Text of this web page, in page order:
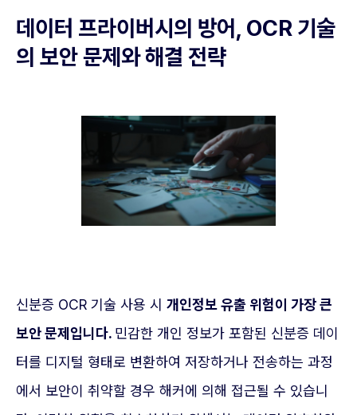
데이터 프라이버시의 방어, OCR 기술
의 보안 문제와 해결 전략
신분증 OCR 기술 사용 시 개인정보 유출 위험이 가장 큰
보안 문제입니다. 민감한 개인 정보가 포함된 신분증 데이
터를 디지털 형태로 변환하여 저장하거나 전송하는 과정
에서 보안이 취약할 경우 해커에 의해 접근될 수 있습니